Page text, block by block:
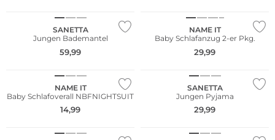
SANETTA
Jungen Bademantel
59,99
NAME IT
Baby Schlafanzug 2-er Pkg.
29,99
NAME IT
Baby Schlafoverall NBFNIGHTSUIT
14,99
SANETTA
Jungen Pyjama
29,99